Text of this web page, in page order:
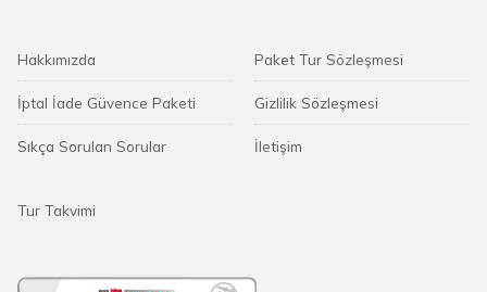
Hakkımızda
İptal İade Güvence Paketi
Sıkça Sorulan Sorular
Paket Tur Sözleşmesi
Gizlilik Sözleşmesi
İletişim
Tur Takvimi